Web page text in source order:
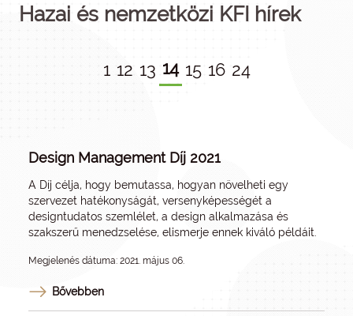
Hazai és nemzetközi KFI hírek
1 12 13 14 15 16 24
Design Management Díj 2021
A Díj célja, hogy bemutassa, hogyan növelheti egy
szervezet hatékonyságát, versenyképességét a
designtudatos szemlélet, a design alkalmazása és
szakszerű menedzselése, elismerje ennek kiváló példáit.
Megjelenés dátuma: 2021. május 06.
Bővebben